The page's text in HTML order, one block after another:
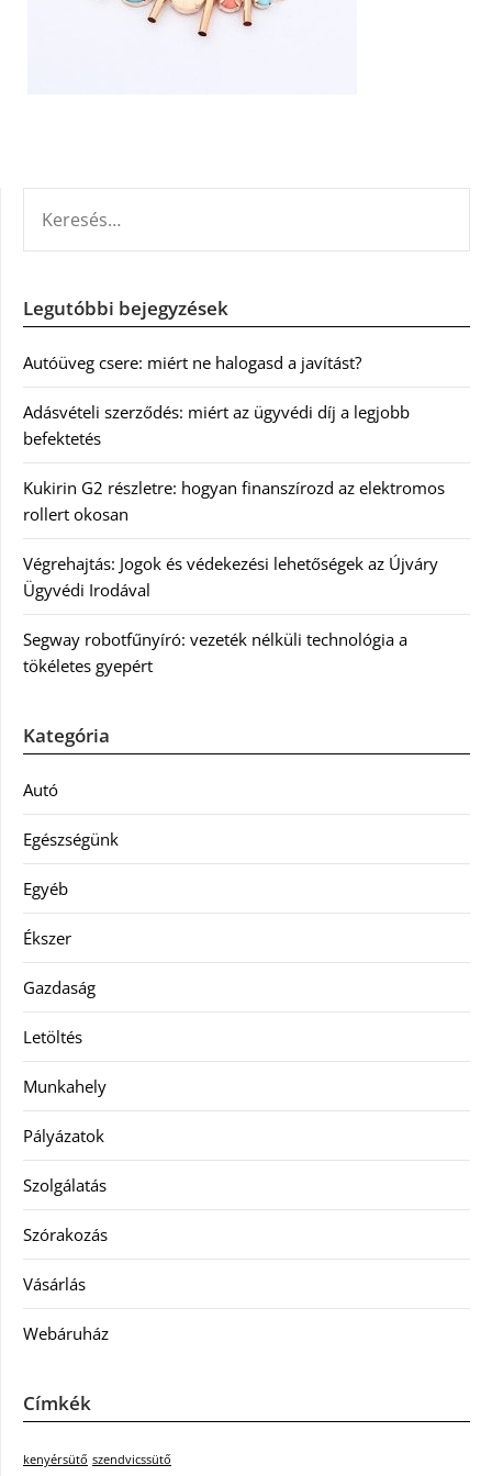
Legutóbbi bejegyzések
Autóüveg csere: miért ne halogasd a javítást?
Adásvételi szerződés: miért az ügyvédi díj a legjobb
befektetés
Kukirin G2 részletre: hogyan finanszírozd az elektromos
rollert okosan
Végrehajtás: Jogok és védekezési lehetőségek az Újváry
Ügyvédi Irodával
Segway robotfűnyíró: vezeték nélküli technológia a
tökéletes gyepért
Kategória
Autó
Egészségünk
Egyéb
Ékszer
Gazdaság
Letöltés
Munkahely
Pályázatok
Szolgálatás
Szórakozás
Vásárlás
Webáruház
Címkék
kenyérsütő szendvicssütő